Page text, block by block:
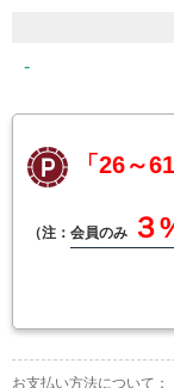
-
「26～
（注： 会員のみ ３
お支払い方法について：